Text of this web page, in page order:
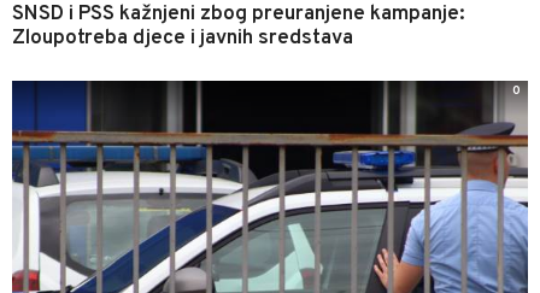
SNSD i PSS kažnjeni zbog preuranjene kampanje:
Zloupotreba djece i javnih sredstava
0